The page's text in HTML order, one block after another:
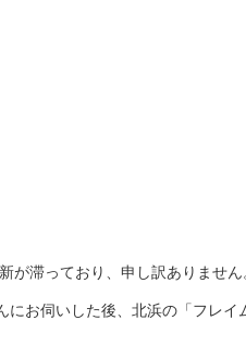
滞っており、申し訳ありません
お伺いした後、北浜の「フレイ